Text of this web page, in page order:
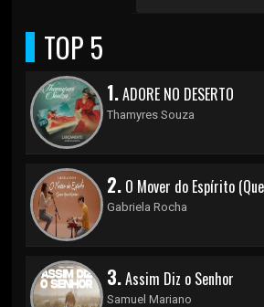
TOP 5
1.ADORE NO DESERTO
Thamyres Souza
2. O Mover do Espírito
Gabriela Rocha
3.Assim Diz o Senhor
Samuel Mariano